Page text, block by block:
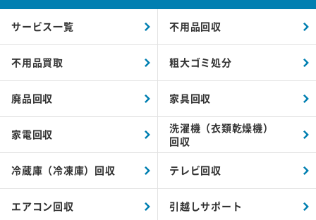
サービス一覧 不用品回収
不用品買取 粗大ゴミ処分
廃品回収 家具回収
家電回収
洗濯機（衣類乾燥機）
回収
冷蔵庫（冷凍庫）回収 テレビ回収
エアコン回収 引越しサポート